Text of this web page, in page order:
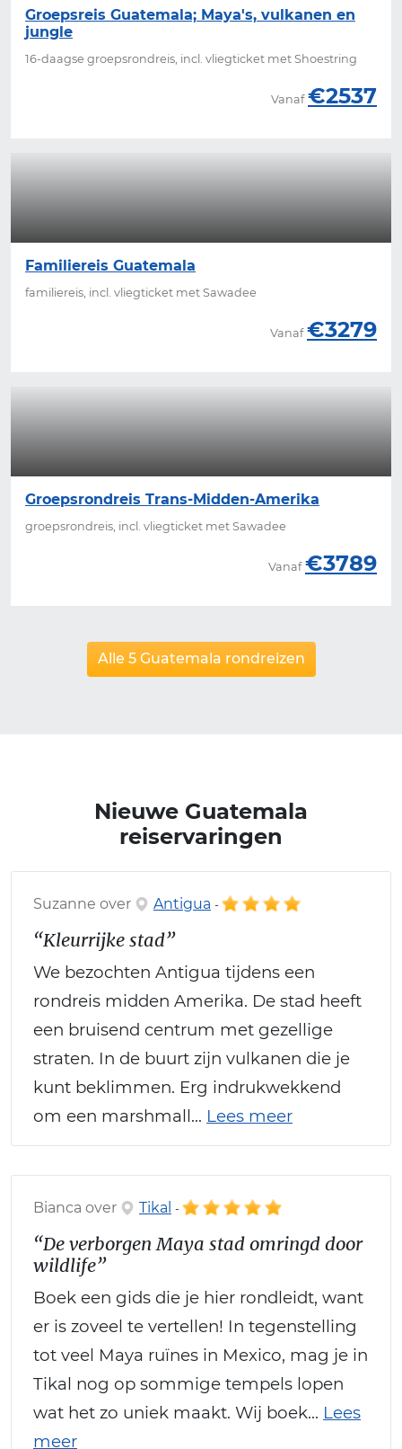
Groepsreis Guatemala; Maya's, vulkanen en
jungle
16-daagse groepsrondreis, incl. vliegticket met Shoestring
Vanaf €2537
Familiereis Guatemala
familiereis, incl. vliegticket met Sawadee
Vanaf €3279
Groepsrondreis Trans-Midden-Amerika
groepsrondreis, incl. vliegticket met Sawadee
Vanaf €3789
Alle 5 Guatemala rondreizen
Nieuwe Guatemala
reiservaringen
Suzanne over Antigua -
“Kleurrijke stad”
We bezochten Antigua tijdens een
rondreis midden Amerika. De stad heeft
een bruisend centrum met gezellige
straten. In de buurt zijn vulkanen die je
kunt beklimmen. Erg indrukwekkend
om een marshmall... Lees meer
Bianca over Tikal -
“De verborgen Maya stad omringd door
wildlife”
Boek een gids die je hier rondleidt, want
er is zoveel te vertellen! In tegenstelling
tot veel Maya ruïnes in Mexico, mag je in
Tikal nog op sommige tempels lopen
wat het zo uniek maakt. Wij boek... Lees
meer